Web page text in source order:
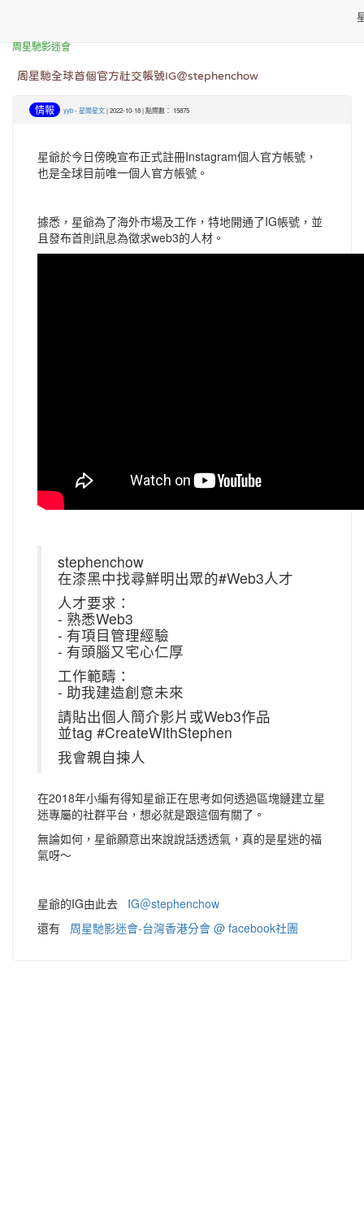
周星馳影迷會
周星馳全球首個官方社交帳號IG＠stephenchow
情報 yyb-星聞星文| 2022-10-18 | 點閱數： 15875
星爺於今日傍晚宣布正式註冊Instagram個人官方帳號，
也是全球目前唯一個人官方帳號。
據悉，星爺為了海外市場及工作，特地開通了IG帳號，並
且發布首則訊息為徵求web3的人材。
stephenchow
在漆黑中找尋鮮明出眾的#Web3人才
人才要求：
- 熟悉Web3
- 有項目管理經驗
- 有頭腦又宅心仁厚
工作範疇：
- 助我建造創意未來
請貼出個人簡介影片或Web3作品
並tag #CreateWithStephen
我會親自揀人
在2018年小編有得知星爺正在思考如何透過區塊鏈建立星
迷專屬的社群平台，想必就是跟這個有關了。
無論如何，星爺願意出來說說話透透氣，真的是星迷的福
氣呀～
星爺的IG由此去 IG＠stephenchow
還有 周星馳影迷會-台灣香港分會 @ facebook社團